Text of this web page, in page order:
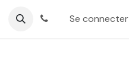
Se connecter